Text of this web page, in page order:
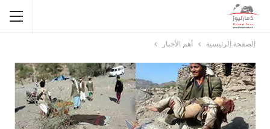
الصفحة الرئيسية أهم الأخبار